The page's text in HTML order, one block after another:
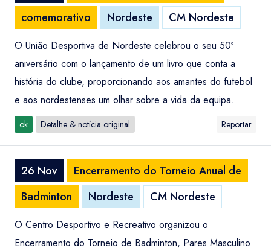
comemorativo
Nordeste CM Nordeste
O União Desportiva de Nordeste celebrou o seu 50º
aniversário com o lançamento de um livro que conta a
história do clube, proporcionando aos amantes do futebol
e aos nordestenses um olhar sobre a vida da equipa.
ok Detalhe & notícia original Reportar
26 Nov
Encerramento do Torneio Anual de
Badminton
Nordeste CM Nordeste
O Centro Desportivo e Recreativo organizou o
Encerramento do Torneio de Badminton, Pares Masculino